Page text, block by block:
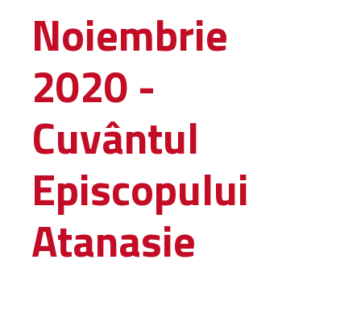
ISTORIC
ORGANIZAREA
ORGANIZAREA
Structura
Administrativă
Mănăstiri,
biserici și
Noiembrie
2020 -
Cuvântul
Episcopului
Atanasie